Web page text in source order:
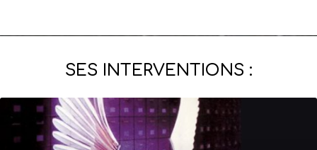
SES INTERVENTIONS :